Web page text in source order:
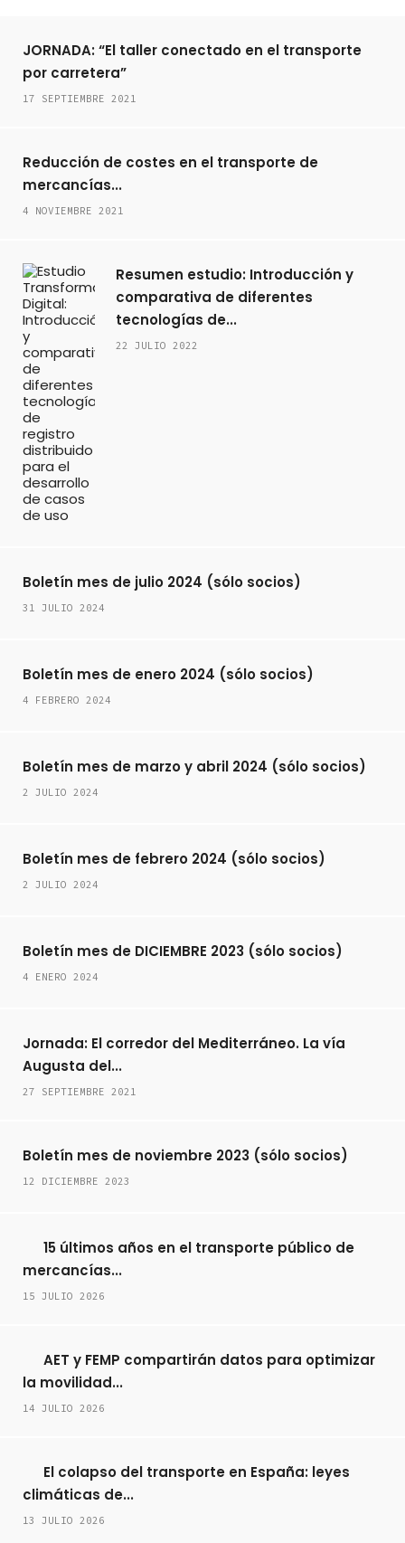
JORNADA: “El taller conectado en el transporte
por carretera”
17 SEPTIEMBRE 2021
Reducción de costes en el transporte de
mercancías...
4 NOVIEMBRE 2021
Resumen estudio: Introducción y
comparativa de diferentes
tecnologías de...
22 JULIO 2022
Boletín mes de julio 2024 (sólo socios)
31 JULIO 2024
Boletín mes de enero 2024 (sólo socios)
4 FEBRERO 2024
Boletín mes de marzo y abril 2024 (sólo socios)
2 JULIO 2024
Boletín mes de febrero 2024 (sólo socios)
2 JULIO 2024
Boletín mes de DICIEMBRE 2023 (sólo socios)
4 ENERO 2024
Jornada: El corredor del Mediterráneo. La vía
Augusta del...
27 SEPTIEMBRE 2021
Boletín mes de noviembre 2023 (sólo socios)
12 DICIEMBRE 2023
15 últimos años en el transporte público de
mercancías...
15 JULIO 2026
AET y FEMP compartirán datos para optimizar
la movilidad...
14 JULIO 2026
El colapso del transporte en España: leyes
climáticas de...
13 JULIO 2026